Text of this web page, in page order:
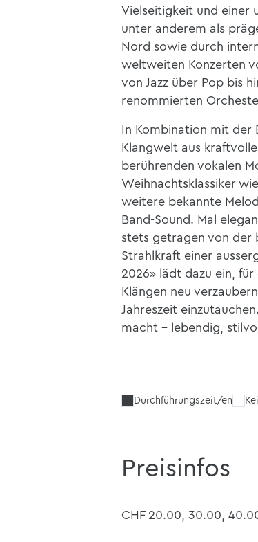
Vielseitigkeit und einer
unter anderem als
Nord sowie durch
weltweiten Konzerten
von Jazz über Pop bis
renommierten
In Kombination mit der
Klangwelt aus
berührenden vokalen
Weihnachtsklassiker
weitere bekannte
Band-Sound. Mal
stets getragen von der
Strahlkraft einer
2026» lädt dazu ein,
Klängen neu
Jahreszeit
macht – lebendig,
Durchführungszeit/en
Preisinfos
CHF 20.00, 30.00,